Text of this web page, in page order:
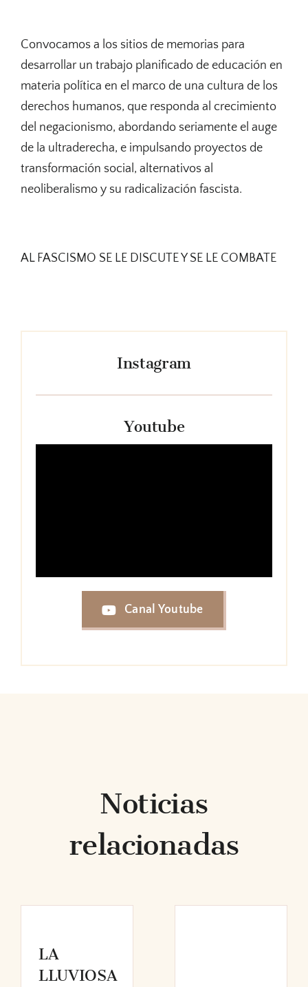
Convocamos a los sitios de memorias para
desarrollar un trabajo planificado de educación en
materia política en el marco de una cultura de los
derechos humanos, que responda al crecimiento
del negacionismo, abordando seriamente el auge
de la ultraderecha, e impulsando proyectos de
transformación social, alternativos al
neoliberalismo y su radicalización fascista.
AL FASCISMO SE LE DISCUTE Y SE LE COMBATE
Instagram
Youtube
Canal Youtube
Noticias
relacionadas
LA
LLUVIOSA